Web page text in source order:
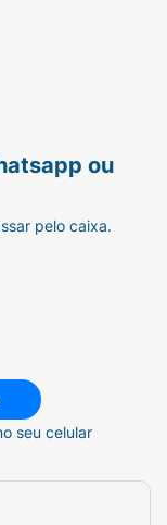
ou
pelo caixa.
seu celular